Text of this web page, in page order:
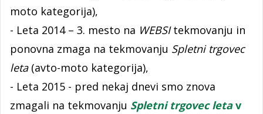
moto kategorija),
- Leta 2014 – 3. mesto na WEBSItekmovanju in
ponovna zmaga na tekmovanju Spletni trgovec
leta(avto-moto kategorija),
- Leta 2015 - pred nekaj dnevi smo znova
zmagali na tekmovanju Spletni trgovec letav